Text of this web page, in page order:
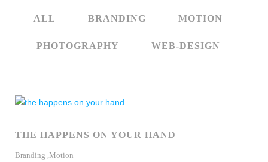
SERVICE
ÜBER UNS
REFERENZEN
KONTAKT
ALL BRANDING MOTION
PHOTOGRAPHY WEB-DESIGN
THE HAPPENS ON YOUR HAND
Branding ,Motion